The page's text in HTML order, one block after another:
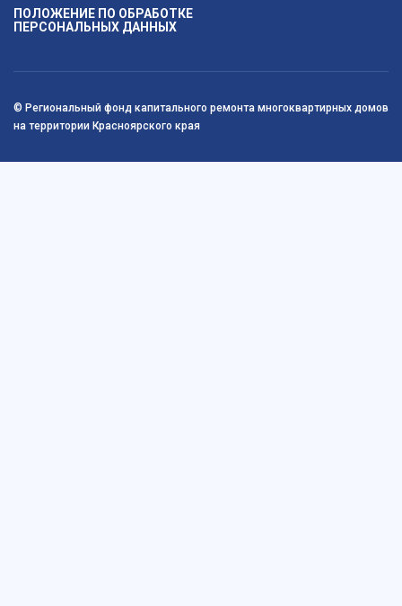
ПОЛОЖЕНИЕ ПО ОБРАБОТКЕ
ПЕРСОНАЛЬНЫХ ДАННЫХ
© Региональный фонд капитального ремонта многоквартирных домов
на территории Красноярского края